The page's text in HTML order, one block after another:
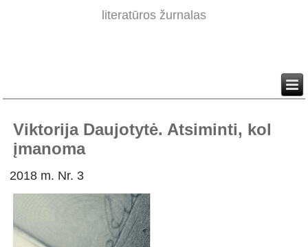
literatūros žurnalas
Viktorija Daujotytė. Atsiminti, kol
įmanoma
2018 m. Nr. 3